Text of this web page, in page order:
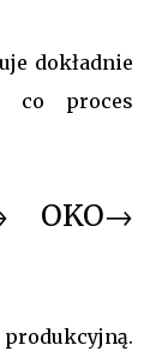
dokładnie
co proces
OKO→